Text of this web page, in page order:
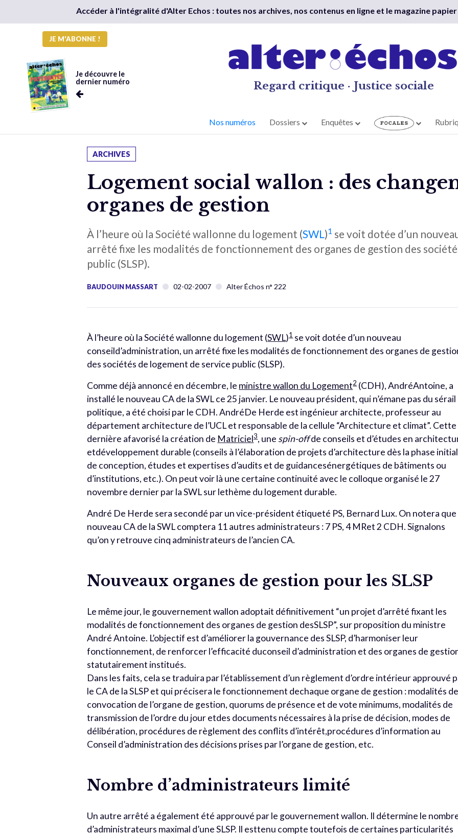
Accéder à l'intégralité d'Alter Echos : toutes nos archives, nos contenus en ligne et le magazine papier
JE M'ABONNE !
Je découvre le
dernier numéro
Regard critique · Justice sociale
Nos numéros Dossiers Enquêtes
ARCHIVES
Logement social wallon : des
organes de gestion
À l’heure où la Société wallonne du logement (SWL)1 se voit dotée d’un
arrêté fixe les modalités de fonctionnement des organes de gestion des
public (SLSP).
BAUDOUIN MASSART 02-02-2007 Alter Échos n° 222
À l’heure où la Société wallonne du logement (SWL)1se voit dotée d’un nouveau
conseild’administration, un arrêté fixe les modalités de fonctionnement des organes de
des sociétés de logement de service public (SLSP).
Comme déjà annoncé en décembre, le ministre wallon du Logement2(CDH), AndréAntoine, a
installé le nouveau CA de la SWL ce 25 janvier. Le nouveau président, qui n’émane pas du sérail
politique, a été choisi par le CDH. AndréDe Herde est ingénieur architecte, professeur au
département architecture de l’UCL et responsable de la cellule “Architecture et climat”. Cette
dernière afavorisé la création de Matriciel3, une spin-offde conseils et d’études en
etdéveloppement durable (conseils à l’élaboration de projets d’architecture dès la phase
de conception, études et expertises d’audits et de guidancesénergétiques de bâtiments ou
d’institutions, etc.). On peut voir là une certaine continuité avec le colloque organisé le 27
novembre dernier par la SWL sur lethème du logement durable.
André De Herde sera secondé par un vice-président étiqueté PS, Bernard Lux. On notera que
nouveau CA de la SWL comptera 11 autres administrateurs : 7 PS, 4 MRet 2 CDH. Signalons
qu’on y retrouve cinq administrateurs de l’ancien CA.
Nouveaux organes de gestion pour les SLSP
Le même jour, le gouvernement wallon adoptait définitivement “un projet d’arrêté fixant les
modalités de fonctionnement des organes de gestion desSLSP”, sur proposition du ministre
André Antoine. L’objectif est d’améliorer la gouvernance des SLSP, d’harmoniser leur
fonctionnement, de renforcer l’efficacité duconseil d’administration et des organes de
statutairement institués.
Dans les faits, cela se traduira par l’établissement d’un règlement d’ordre intérieur approuvé
le CA de la SLSP et qui précisera le fonctionnement dechaque organe de gestion : modalités de
convocation de l’organe de gestion, quorums de présence et de vote minimums, modalités de
transmission de l’ordre du jour etdes documents nécessaires à la prise de décision, modes de
délibération, procédures de règlement des conflits d’intérêt,procédures d’information au
Conseil d’administration des décisions prises par l’organe de gestion, etc.
Nombre d’administrateurs limité
Un autre arrêté a également été approuvé par le gouvernement wallon. Il détermine le
d’administrateurs maximal d’une SLSP. Il esttenu compte toutefois de certaines particularités